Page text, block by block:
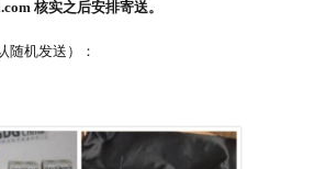
核实之后安排寄送。
随机发送）：